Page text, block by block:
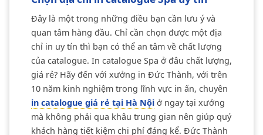
Đây là một trong những điều bạn cần lưu ý và
quan tâm hàng đầu. Chỉ cần chọn được một địa
chỉ in uy tín thì bạn có thể an tâm về chất lượng
của catalogue. In catalogue Spa ở đâu chất lượng,
giá rẻ? Hãy đến với xưởng in Đức Thành, với trên
10 năm kinh nghiệm trong lĩnh vực in ấn, chuyên
in catalogue giá rẻ tại Hà Nội ở ngay tại xưởng
mà không phải qua khâu trung gian nên giúp quý
khách hàng tiết kiệm chi phí đáng kể. Đức Thành